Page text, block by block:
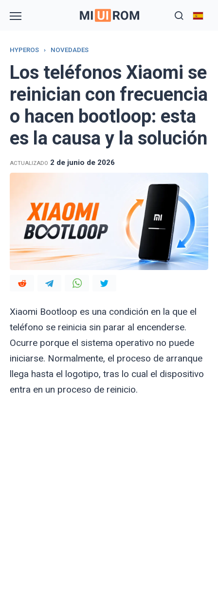
HYPEROS › NOVEDADES
Los teléfonos Xiaomi se
reinician con frecuencia
o hacen bootloop: esta
es la causa y la solución
ACTUALIZADO 2 de junio de 2026
Xiaomi Bootloop es una condición en la que el
teléfono se reinicia sin parar al encenderse.
Ocurre porque el sistema operativo no puede
iniciarse. Normalmente, el proceso de arranque
llega hasta el logotipo, tras lo cual el dispositivo
entra en un proceso de reinicio.